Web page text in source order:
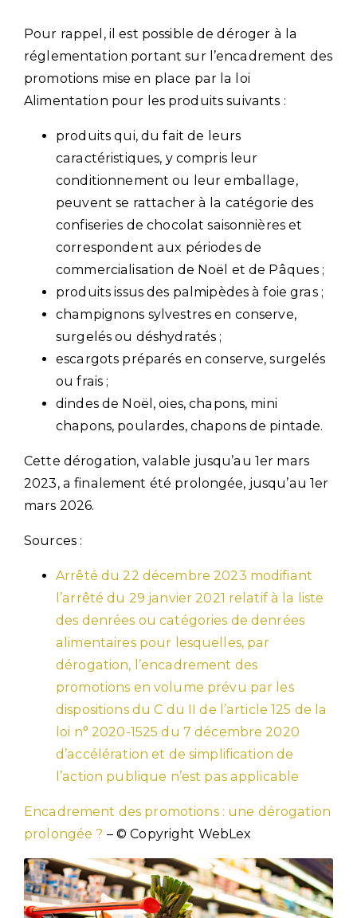
Pour rappel, il est possible de déroger à la
réglementation portant sur l’encadrement des
promotions mise en place par la loi
Alimentation pour les produits suivants :
produits qui, du fait de leurs
caractéristiques, y compris leur
conditionnement ou leur emballage,
peuvent se rattacher à la catégorie des
confiseries de chocolat saisonnières et
correspondent aux périodes de
commercialisation de Noël et de Pâques ;
produits issus des palmipèdes à foie gras ;
champignons sylvestres en conserve,
surgelés ou déshydratés ;
escargots préparés en conserve, surgelés
ou frais ;
dindes de Noël, oies, chapons, mini
chapons, poulardes, chapons de pintade.
Cette dérogation, valable jusqu’au 1er mars
2023, a finalement été prolongée, jusqu’au 1er
mars 2026.
Sources :
Arrêté du 22 décembre 2023 modifiant
l’arrêté du 29 janvier 2021 relatif à la liste
des denrées ou catégories de denrées
alimentaires pour lesquelles, par
dérogation, l’encadrement des
promotions en volume prévu par les
dispositions du C du II de l’article 125 de la
loi n° 2020-1525 du 7 décembre 2020
d’accélération et de simplification de
l’action publique n’est pas applicable
Encadrement des promotions : une dérogation
prolongée ? – © Copyright WebLex